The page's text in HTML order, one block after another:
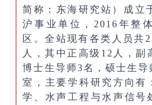
简称：东海研究站）成立
沪事业单位，2016年整
区。全站现有各类人员共
人，其中正高级12人，副
博士生导师3名，硕士生
室，主要学科研究方向有
学、水声工程与水声信号